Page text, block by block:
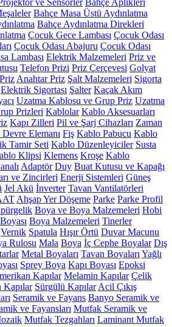
ve Sensörler Bahçe Aplikleri
Bahçe Masa Üstü Aydınlatma
Bahçe Aydınlatma Direkleri
Çocuk Gece Lambası Çocuk Odası
Çocuk Odası Abajuru Çocuk Odası
Lambası Elektrik Malzemeleri Priz ve
Telefon Prizi Priz Çerçevesi Golyat
Priz Anahtar Priz Şalt Malzemeleri Sigorta
Elektrik Sigortası Şalter Kaçak Akım
Uzatma Kablosu ve Grup Priz Uzatma
Prizleri Kablolar Kablo Aksesuarları
Kapı Zilleri Pil ve Şarj Cihazları Zaman
Elemanı Fiş Kablo Pabucu Kablo
Tamir Seti Kablo Düzenleyiciler Susta
Klipsi Klemens Kroşe Kablo
Adaptör Duy Buat Kutusu ve Kapağı
ve Zincirleri Enerji Sistemleri Güneş
Jel Akü İnverter Tavan Vantilatörleri
Ahşap Yer Döşeme Parke Parke Profil
Boya ve Boya Malzemeleri Hobi
Boya Malzemeleri Tinerler
Vernik Spatula Hışır Örtü Duvar Macunu
Rulosu Mala Boya İç Cephe Boyalar Dış
Metal Boyaları Tavan Boyaları Yağlı
Sprey Boya Kapı Boyası Epoksi
Kapılar Melamin Kapılar Çelik
Sürgülü Kapılar Acil Çıkış
Seramik ve Fayans Banyo Seramik ve
ve Fayansları Mutfak Seramik ve
Mutfak Tezgahları Laminant Mutfak